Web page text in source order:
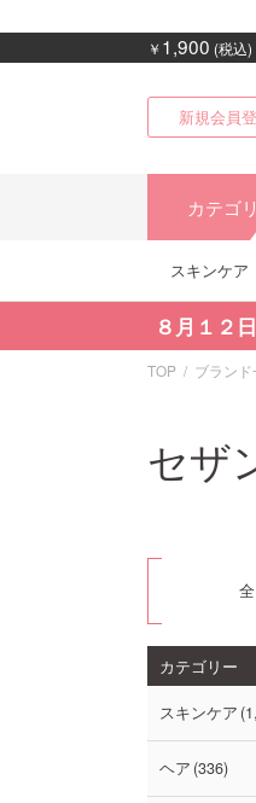
￥ 1,900 (税込
新規会員
カテゴ
スキンケア
８月１２
TOP ブランド
セザ
全
カテゴリー
スキンケア
ヘア 336